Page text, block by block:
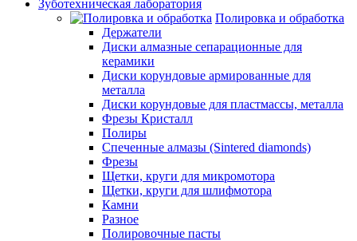
Зуботехническая лаборатория
Полировка и обработка
Держатели
Диски алмазные сепарационные для
керамики
Диски корундовые армированные для
металла
Диски корундовые для пластмассы, металла
Фрезы Кристалл
Полиры
Спеченные алмазы (Sintered diamonds)
Фрезы
Щетки, круги для микромотора
Щетки, круги для шлифмотора
Камни
Разное
Полировочные пасты